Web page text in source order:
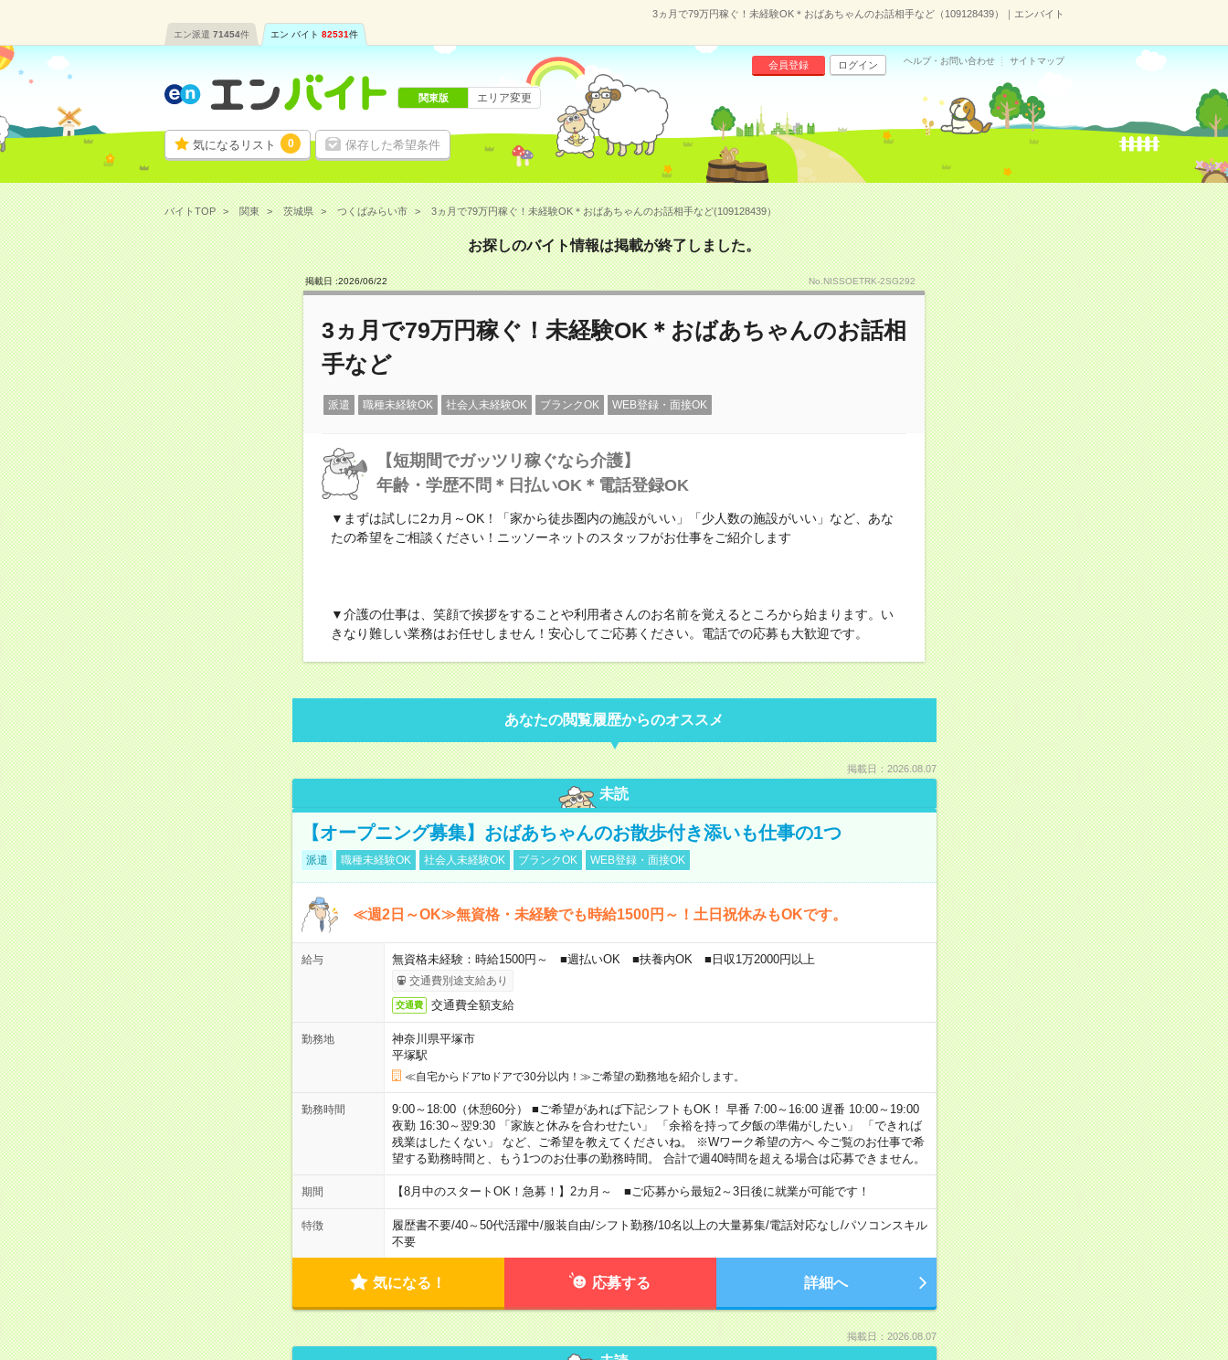
3ヵ月で79万円稼ぐ！未経験OK＊おばあちゃんのお話相手など（109128439）｜エンバイト
エン派遣 71454件 エン バイト 82531件
気になるリスト 0 保存した希望条件
会員登録 ログイン ヘルプ・お問い合わせ サイトマップ
関東版 エリア変更
バイトTOP 関東 茨城県 つくばみらい市 3ヵ月で79万円稼ぐ！未経験OK＊おばあちゃんのお話相手など(109128439）
お探しのバイト情報は掲載が終了しました。
掲載日 :2026/06/22 No.NISSOETRK-2SG292
3ヵ月で79万円稼ぐ！未経験OK＊おばあちゃんのお話相
手など
派遣 職種未経験OK 社会人未経験OK ブランクOK WEB登録・面接OK
【短期間でガッツリ稼ぐなら介護】
年齢・学歴不問＊日払いOK＊電話登録OK
▼まずは試しに2カ月～OK！「家から徒歩圏内の施設がいい」「少人数の施設がいい」など、あな
たの希望をご相談ください！ニッソーネットのスタッフがお仕事をご紹介します
▼介護の仕事は、笑顔で挨拶をすることや利用者さんのお名前を覚えるところから始まります。い
きなり難しい業務はお任せしません！安心してご応募ください。電話での応募も大歓迎です。
あなたの閲覧履歴からのオススメ
掲載日：2026.08.07
未読
【オープニング募集】おばあちゃんのお散歩付き添いも仕事の1つ
派遣 職種未経験OK 社会人未経験OK ブランクOK WEB登録・面接OK
≪週2日～OK≫無資格・未経験でも時給1500円～！土日祝休みもOKです。
給与 無資格未経験：時給1500円～ ■週払いOK ■扶養内OK ■日収1万2000円以上
交通費別途支給あり
交通費 交通費全額支給
勤務地
神奈川県平塚市
平塚駅
≪自宅からドアtoドアで30分以内！≫ご希望の勤務地を紹介します。
勤務時間
9:00～18:00（休憩60分） ■ご希望があれば下記シフトもOK！ 早番 7:00～16:00 遅番 10:00～19:00
夜勤 16:30～翌9:30 「家族と休みを合わせたい」 「余裕を持って夕飯の準備がしたい」 「できれば
残業はしたくない」 など、ご希望を教えてくださいね。 ※Wワーク希望の方へ 今ご覧のお仕事で希
望する勤務時間と、もう1つのお仕事の勤務時間。 合計で週40時間を超える場合は応募できません。
期間 【8月中のスタートOK！急募！】2カ月～ ■ご応募から最短2～3日後に就業が可能です！
特徴 履歴書不要/40～50代活躍中/服装自由/シフト勤務/10名以上の大量募集/電話対応なし/パソコンスキル
不要
気になる！ 応募する 詳細へ
掲載日：2026.08.07